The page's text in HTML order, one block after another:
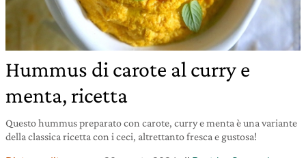
Hummus di carote al curry e
menta, ricetta
Questo hummus preparato con carote, curry e menta è una variante
della classica ricetta con i ceci, altrettanto fresca e gustosa!